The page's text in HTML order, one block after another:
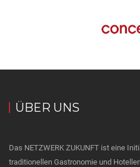
ÜBER UNS
Das NETZWERK ZUKUNFT ist eine
traditionellen Gastronomie und